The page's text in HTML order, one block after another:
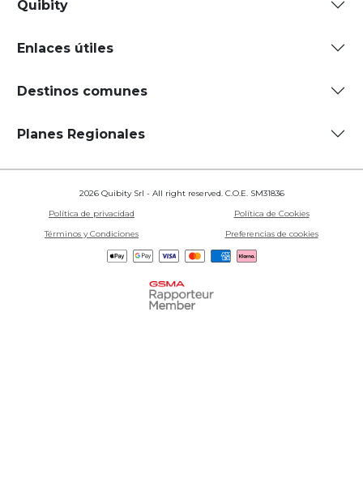
Quibity
Enlaces útiles
Destinos comunes
Planes Regionales
2026 Quibity Srl - All right reserved. C.O.E. SM31836
Política de privacidad
Política de Cookies
Términos y Condiciones
Preferencias de cookies